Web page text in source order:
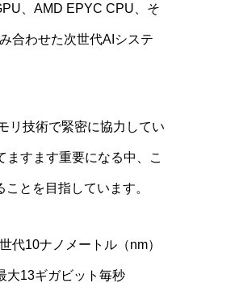
、AMD EPYC CPU、そ
合わせた次世代AIシステ
リ技術で緊密に協力してい
すます重要になる中、こ
とを目指しています。
代10ナノメートル（nm）
大13ギガビット毎秒